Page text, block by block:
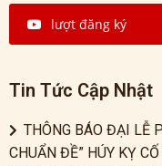
lượt đăng ký
Tin Tức Cập Nhật
THÔNG BÁO ĐẠI LỄ
CHUẨN ĐỀ” HÚY KỴ